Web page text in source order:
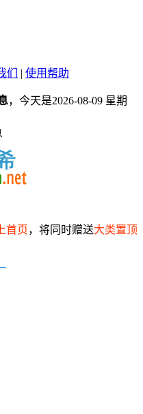
们 | 使用帮助
，今天是2026-08-09 星期
首页，将同时赠送大类置顶